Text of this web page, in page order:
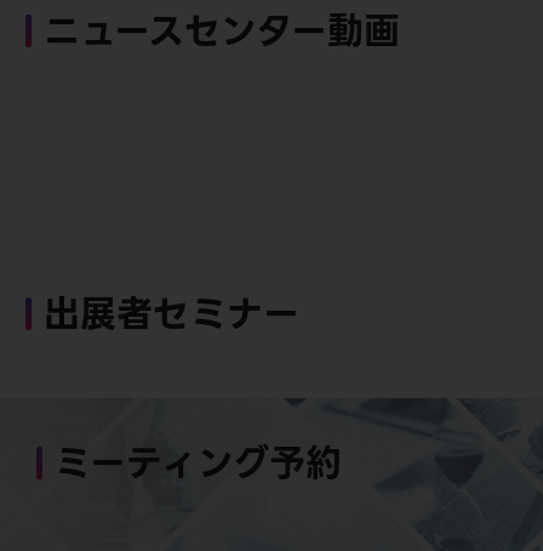
ニュースセンター動画
出展者セミナー
ミーティング予約